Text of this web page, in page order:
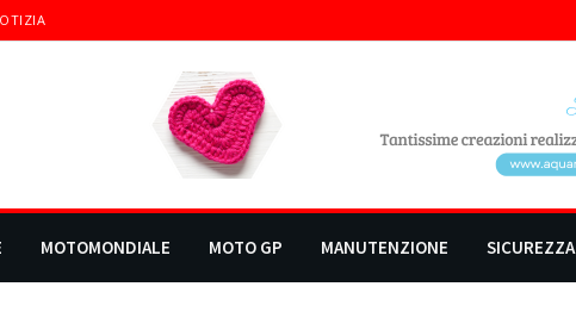
MOTOMONDIALE MOTO GP MANUTENZIONE SICUREZZA